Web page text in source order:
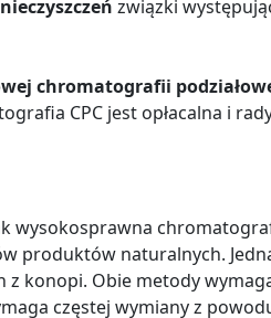
związki
chromatografii
CPC jest opłacalna i
wysokosprawna
produktów naturalnych.
z konopi. Obie metody
częstej wymiany z